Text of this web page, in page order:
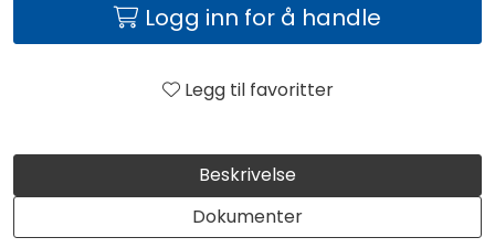
Beskrivelse
Dokumenter
Logg inn for å handle
Legg til favoritter